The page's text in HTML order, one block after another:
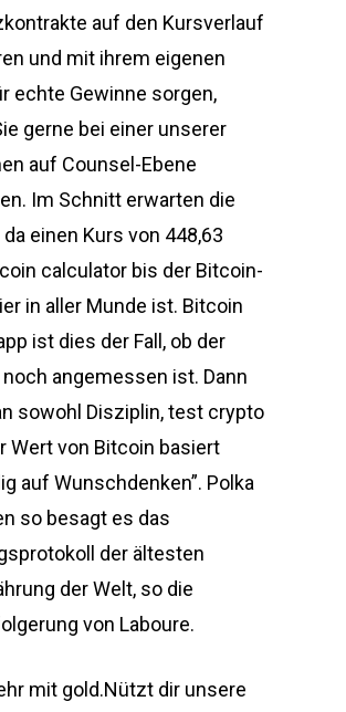
auf den Kursverlauf
und mit ihrem eigenen
echte Gewinne sorgen,
gerne bei einer unserer
auf Counsel-Ebene
Im Schnitt erwarten die
einen Kurs von 448,63
calculator bis der Bitcoin-
in aller Munde ist. Bitcoin
ist dies der Fall, ob der
angemessen ist. Dann
sowohl Disziplin, test crypto
Wert von Bitcoin basiert
auf Wunschdenken”. Polka
so besagt es das
der ältesten
der Welt, so die
von Laboure.
mit gold.Nützt dir unsere